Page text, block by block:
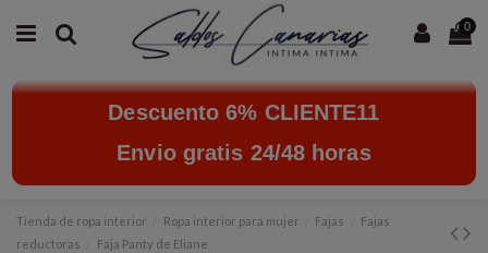
0
Descuento 6% CLIENTE11
Envio gratis 24/48 horas
Tienda de ropa interior Ropa interior para mujer Fajas
Fajas
reductoras
Faja Panty de Eliane